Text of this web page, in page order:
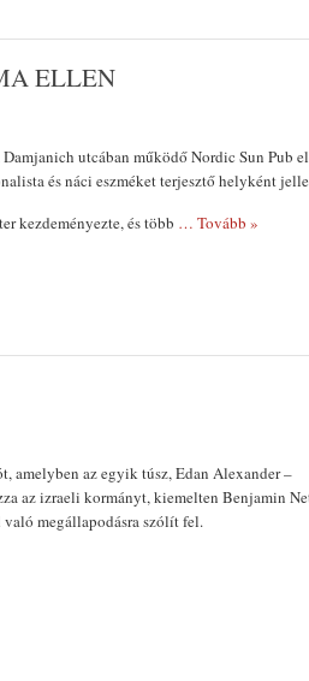
ELLEN
utcában működő Nordic Sun Pub
és náci eszméket terjesztő helyként
kezdeményezte, és több … Tovább »
amelyben az egyik túsz, Edan Alexander –
az izraeli kormányt, kiemelten Benjamin
való megállapodásra szólít fel.